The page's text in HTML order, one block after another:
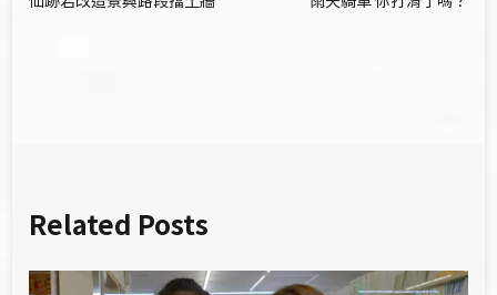
章
Related Posts